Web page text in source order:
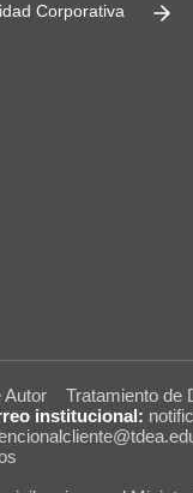
Corporativa
Autor
Tratamiento de
institucional: